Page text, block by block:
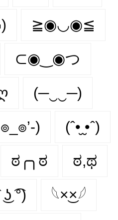
≧◉◡◉≦
⊂◉‿◉つ
(─‿‿─)
_๏’-) (ˆ•̮ ̮•ˆ)
ಠ╭╮ಠ ಠ,ಥ
͡°) 𓆩×͜×𓆪